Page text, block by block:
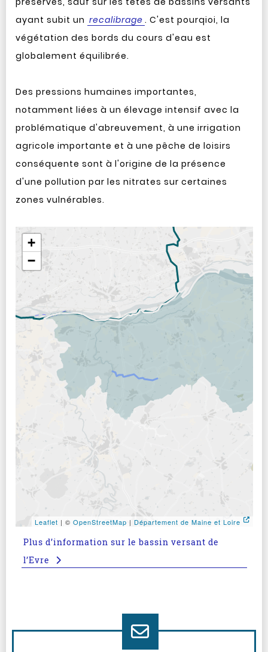
ayant subit un recalibrage . C'est pourqioi, la
végétation des bords du cours d'eau est
globalement équilibrée.
Des pressions humaines importantes,
notamment liées à un élevage intensif avec la
problématique d'abreuvement, à une irrigation
agricole importante et à une pêche de loisirs
conséquente sont à l'origine de la présence
d'une pollution par les nitrates sur certaines
zones vulnérables.
Aller après la carte
+
−
Leaflet | © OpenStreetMap | Département de Maine et Loire
Plus d’information sur le bassin versant de
l’Evre